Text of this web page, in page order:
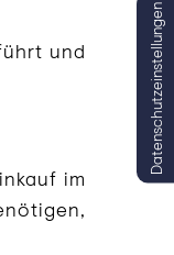
und
im
Datenschutzeinstellungen